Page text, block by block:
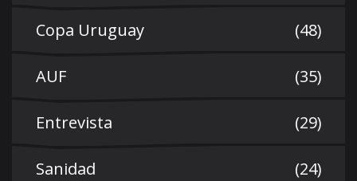
Copa Uruguay (48)
AUF (35)
Entrevista (29)
Sanidad (24)